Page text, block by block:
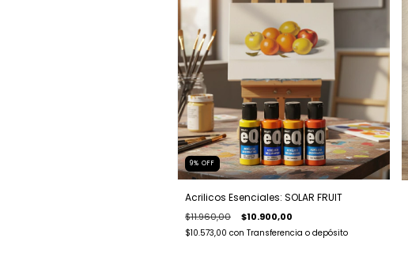
9% OFF
Acrilicos Esenciales: SOLAR FRUIT
$11.960,00 $10.900,00
$10.573,00 con Transferencia o depósito